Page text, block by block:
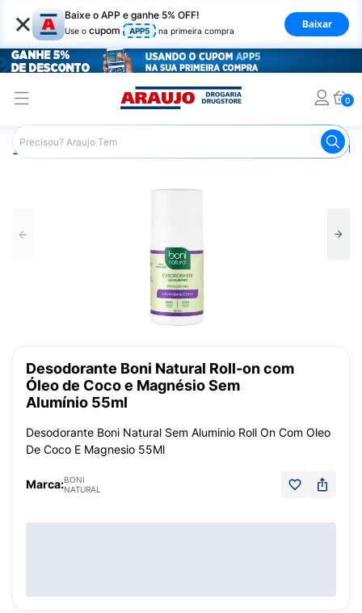
× Baixe o APP e ganhe 5% OFF!
Use o cupom APP5 na primeira compra
Baixar
0
Araujo Higiene Pessoal Desodorante
Desodorante Boni Natural Roll-on com
Óleo de Coco e Magnésio Sem
Alumínio 55ml
Desodorante Boni Natural Sem Aluminio Roll On Com Oleo
De Coco E Magnesio 55Ml
Marca:BONI
NATURAL